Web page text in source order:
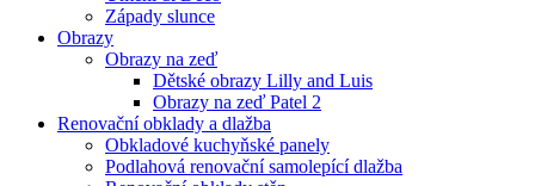
Západy slunce
Obrazy
Obrazy na zeď
Dětské obrazy Lilly and Luis
Obrazy na zeď Patel 2
Renovační obklady a dlažba
Obkladové kuchyňské panely
Podlahová renovační samolepící dlažba